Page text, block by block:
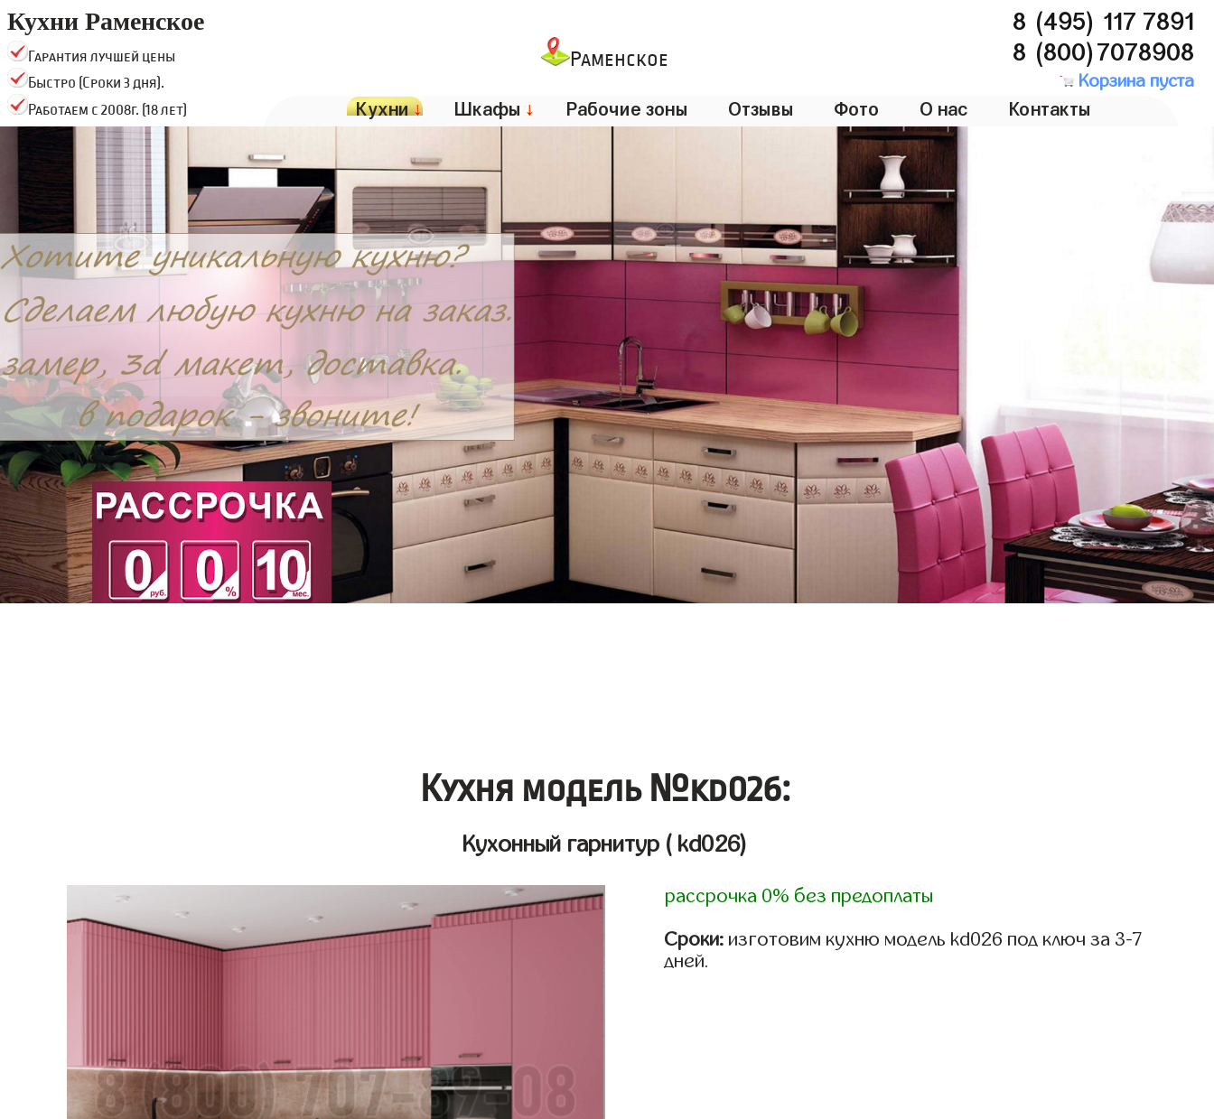
Кухни Раменское
Гарантия лучшей цены
Быстро (Сроки 3 дня).
Работаем с 2008г. (18 лет)
Раменское
8 (495) 117 7891
8 (800)7078908
Корзина пуста
Кухни↓ Шкафы ↓ Рабочие зоны Отзывы Фото О нас Контакты
Кухня модель №kd026:
Кухонный гарнитур ( kd026)
рассрочка 0% без предоплаты
Сроки: изготовим кухню модель kd026 под ключ за 3-7
дней.